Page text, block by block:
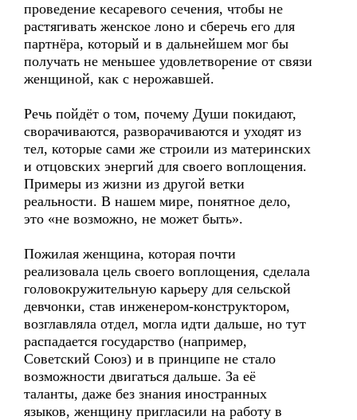
проведение кесаревого сечения, чтобы не
растягивать женское лоно и сберечь его для
партнёра, который и в дальнейшем мог бы
получать не меньшее удовлетворение от связи
женщиной, как с нерожавшей.
Речь пойдёт о том, почему Души покидают,
сворачиваются, разворачиваются и уходят из
тел, которые сами же строили из материнских
и отцовских энергий для своего воплощения.
Примеры из жизни из другой ветки
реальности. В нашем мире, понятное дело,
это «не возможно, не может быть».
Пожилая женщина, которая почти
реализовала цель своего воплощения, сделала
головокружительную карьеру для сельской
девчонки, став инженером-конструктором,
возглавляла отдел, могла идти дальше, но тут
распадается государство (например,
Советский Союз) и в принципе не стало
возможности двигаться дальше. За её
таланты, даже без знания иностранных
языков, женщину пригласили на работу в